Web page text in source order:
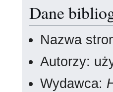
Dane
Nazwa
Autorzy:
Wydawca: